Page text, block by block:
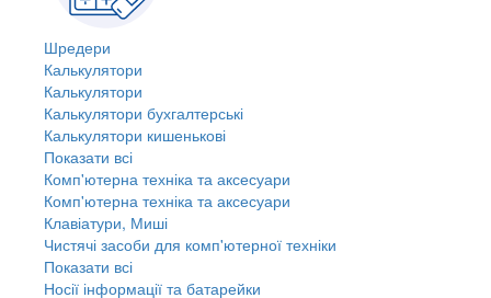
Шредери
Калькулятори
Калькулятори
Калькулятори бухгалтерські
Калькулятори кишенькові
Показати всі
Комп'ютерна техніка та аксесуари
Комп'ютерна техніка та аксесуари
Клавіатури, Миші
Чистячі засоби для комп'ютерної техніки
Показати всі
Носії інформації та батарейки